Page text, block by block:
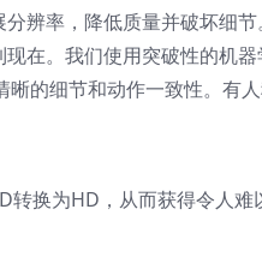
辨率，降低质量并破坏细
在。我们使用突破性的机
的细节和动作一致性。有人
转换为HD，从而获得令人